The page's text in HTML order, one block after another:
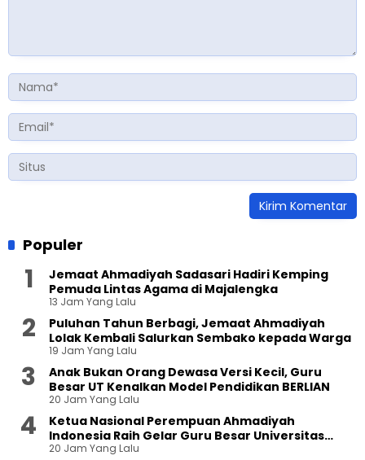
Populer
Jemaat Ahmadiyah Sadasari Hadiri Kemping
Pemuda Lintas Agama di Majalengka
13 Jam Yang Lalu
Puluhan Tahun Berbagi, Jemaat Ahmadiyah
Lolak Kembali Salurkan Sembako kepada Warga
19 Jam Yang Lalu
Anak Bukan Orang Dewasa Versi Kecil, Guru
Besar UT Kenalkan Model Pendidikan BERLIAN
20 Jam Yang Lalu
Ketua Nasional Perempuan Ahmadiyah
Indonesia Raih Gelar Guru Besar Universitas
Terbuka
20 Jam Yang Lalu